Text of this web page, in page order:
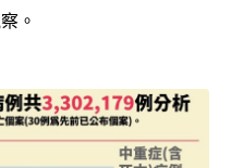
。